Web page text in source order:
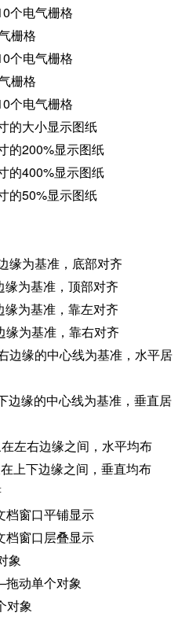
个电气栅格
栅格
个电气栅格
栅格
个电气栅格
的大小显示图纸
200%显示图纸
400%显示图纸
的50%显示图纸
为基准，底部对齐
为基准，顶部对齐
为基准，靠左对齐
为基准，靠右对齐
缘的中心线为基准，水平居
缘的中心线为基准，垂直居
左右边缘之间，水平均布
上下边缘之间，垂直均布
窗口平铺显示
窗口层叠显示
象
动单个对象
对象